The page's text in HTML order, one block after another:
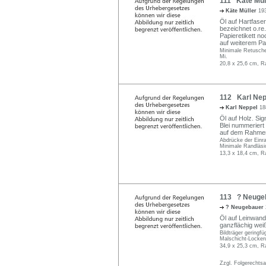
Käte Müller
Öl auf
bezeichnet
Papieretikett
auf weiterem
Minimale
Mi.
20,8 x 25,6 cm,
112 Karl
Karl Neppel
Öl auf Holz.
Blei
auf dem
Abdrücke der
Minimale
13,3 x 18,4 cm,
113 ?
? Neugebauer
Öl auf
ganzflächig
Bildträger
Malschicht-
34,9 x 25,3 cm,
Zzgl.